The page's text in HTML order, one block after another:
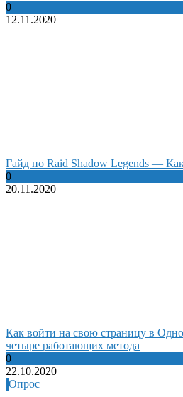
0
12.11.2020
Гайд по Raid Shadow Legends —
0
20.11.2020
Как войти на свою страницу в
четыре работающих метода
0
22.10.2020
Опрос